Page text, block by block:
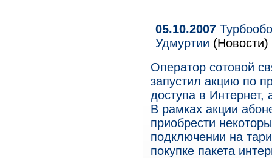
05.10.2007
Удмуртии (Новости)
Оператор сотовой
запустил акцию по
доступа в
В рамках акции
приобрести
подключении на
покупке пакета